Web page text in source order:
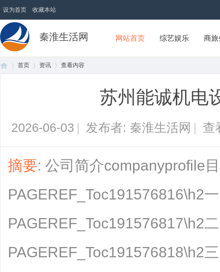
设为首页 收藏本站
秦淮生活网 网站首页 综艺娱乐 商
首页 资讯 查看内容
苏州能诚机电
2026-06-03 | 发布者: 秦淮生活网 | 查
摘要: 公司简介companyprofile
PAGEREF_Toc191576816\h2
PAGEREF_Toc191576817\h2
PAGEREF_Toc191576818\h2